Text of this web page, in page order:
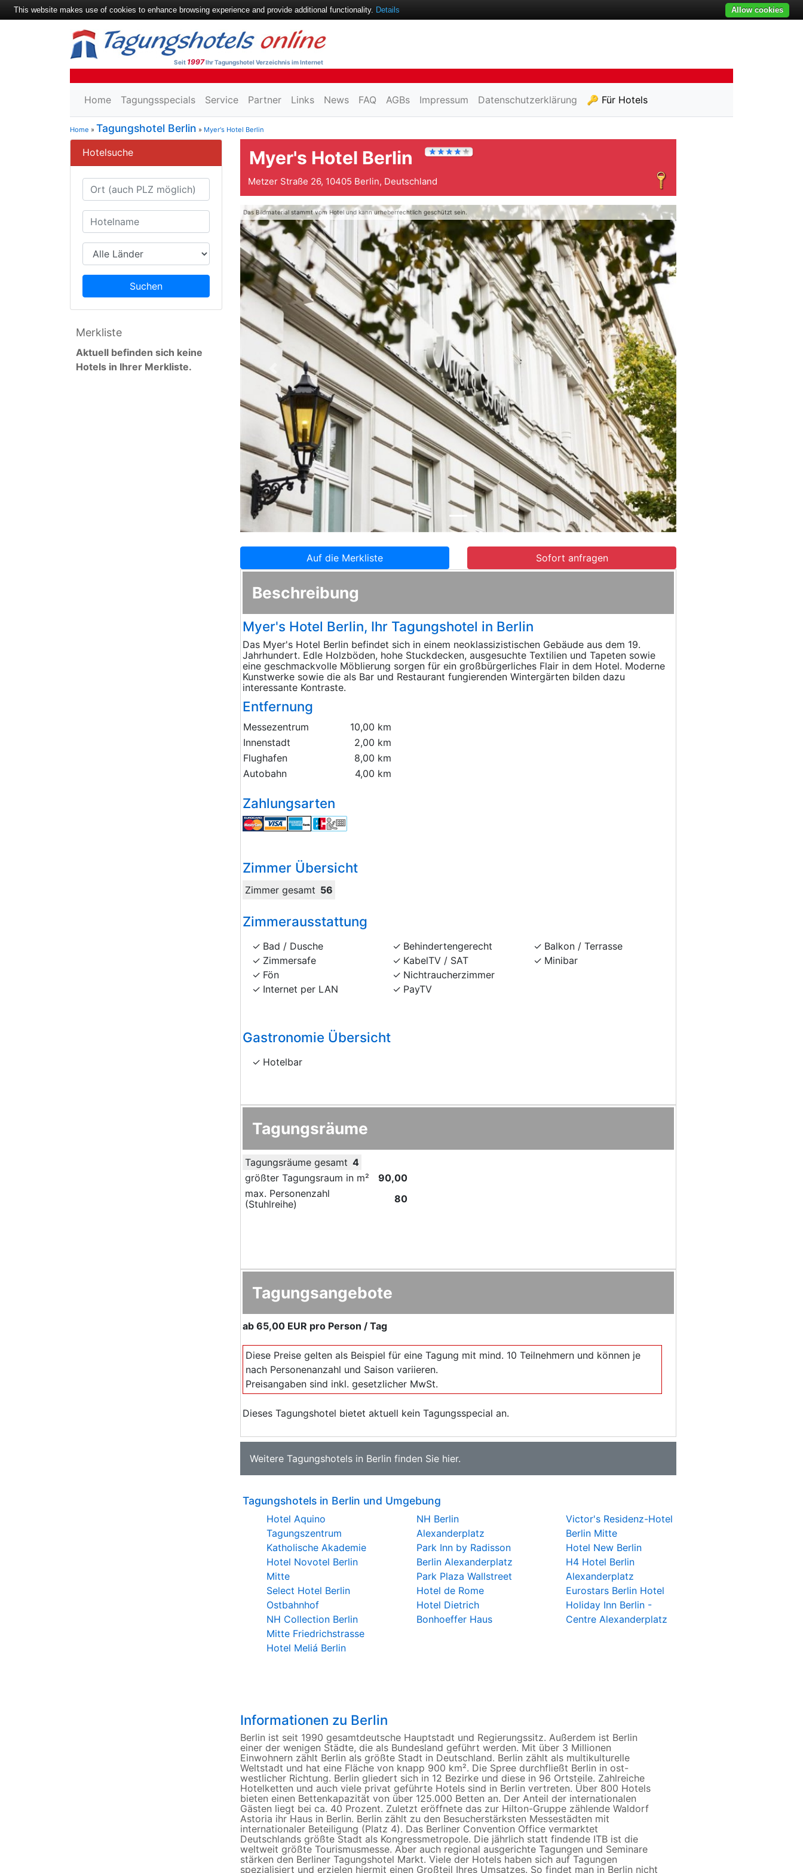
Seit 1997Ihr Tagungshotel Verzeichnis im Internet
Home Tagungsspecials Service Partner Links News FAQ AGBs Impressum Datenschutzerklärung 🔑 Für Hotels
Home » Tagungshotel Berlin » Myer's Hotel Berlin
Hotelsuche
Suchen
Merkliste
Aktuell befinden sich keine
Hotels in Ihrer Merkliste.
Myer's Hotel Berlin
Metzer Straße 26, 10405 Berlin, Deutschland
Das Bildmaterial stammt vom Hotel und kann urheberrechtlich geschützt sein.
Zurück Weiter
Auf die Merkliste Sofort anfragen
Beschreibung
Myer's Hotel Berlin, Ihr Tagungshotel in Berlin
Das Myer's Hotel Berlin befindet sich in einem neoklassizistischen Gebäude aus dem 19.
Jahrhundert. Edle Holzböden, hohe Stuckdecken, ausgesuchte Textilien und Tapeten sowie
eine geschmackvolle Möblierung sorgen für ein großbürgerliches Flair in dem Hotel. Moderne
Kunstwerke sowie die als Bar und Restaurant fungierenden Wintergärten bilden dazu
interessante Kontraste.
Entfernung
Messezentrum
10,00 km
Innenstadt
2,00 km
Flughafen
8,00 km
Autobahn
4,00 km
Zahlungsarten
Zimmer Übersicht
Zimmer gesamt 56
Zimmerausstattung
Bad / Dusche
Zimmersafe
Fön
Internet per LAN
Behindertengerecht
KabelTV / SAT
Nichtraucherzimmer
PayTV
Balkon / Terrasse
Minibar
Gastronomie Übersicht
Hotelbar
Tagungsräume
Tagungsräume gesamt 4
größter Tagungsraum in m²
90,00
max. Personenzahl
(Stuhlreihe)
80
Tagungsangebote
ab 65,00 EUR pro Person / Tag
Diese Preise gelten als Beispiel für eine Tagung mit mind. 10 Teilnehmern und können je
nach Personenanzahl und Saison variieren.
Preisangaben sind inkl. gesetzlicher MwSt.
Dieses Tagungshotel bietet aktuell kein Tagungsspecial an.
Weitere Tagungshotels in Berlin finden Sie hier.
Tagungshotels in Berlin und Umgebung
Hotel Aquino
Tagungszentrum
Katholische Akademie
Hotel Novotel Berlin
Mitte
Select Hotel Berlin
Ostbahnhof
NH Collection Berlin
Mitte Friedrichstrasse
Hotel Meliá Berlin
NH Berlin
Alexanderplatz
Park Inn by Radisson
Berlin Alexanderplatz
Park Plaza Wallstreet
Hotel de Rome
Hotel Dietrich
Bonhoeffer Haus
Victor's Residenz-Hotel
Berlin Mitte
Hotel New Berlin
H4 Hotel Berlin
Alexanderplatz
Eurostars Berlin Hotel
Holiday Inn Berlin -
Centre Alexanderplatz
Informationen zu Berlin
Berlin ist seit 1990 gesamtdeutsche Hauptstadt und Regierungssitz. Außerdem ist Berlin
einer der wenigen Städte, die als Bundesland geführt werden. Mit über 3 Millionen
Einwohnern zählt Berlin als größte Stadt in Deutschland. Berlin zählt als multikulturelle
Weltstadt und hat eine Fläche von knapp 900 km². Die Spree durchfließt Berlin in ost-
westlicher Richtung. Berlin gliedert sich in 12 Bezirke und diese in 96 Ortsteile. Zahlreiche
Hotelketten und auch viele privat geführte Hotels sind in Berlin vertreten. Über 800 Hotels
bieten einen Bettenkapazität von über 125.000 Betten an. Der Anteil der internationalen
Gästen liegt bei ca. 40 Prozent. Zuletzt eröffnete das zur Hilton-Gruppe zählende Waldorf
Astoria ihr Haus in Berlin. Berlin zählt zu den Besucherstärksten Messestädten mit
internationaler Beteiligung (Platz 4). Das Berliner Convention Office vermarktet
Deutschlands größte Stadt als Kongressmetropole. Die jährlich statt findende ITB ist die
weltweit größte Tourismusmesse. Aber auch regional ausgerichte Tagungen und Seminare
stärken den Berliner Tagungshotel Markt. Viele der Hotels haben sich auf Tagungen
spezialisiert und erzielen hiermit einen Großteil Ihres Umsatzes. So findet man in Berlin nicht
This website makes use of cookies to enhance browsing experience and provide additional functionality. Details Allow cookies